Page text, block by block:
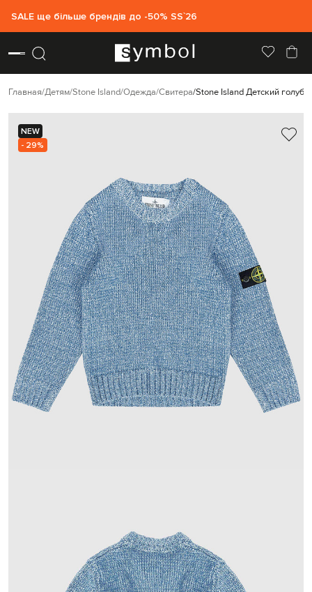
SALE ще більше брендів до -50% SS`26
Главная Детям Stone Island Одежда Свитера Stone Island Детский
NEW
- 29%